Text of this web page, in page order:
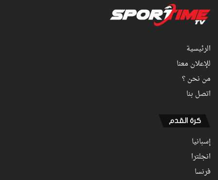
الرئيسية
للإعلان معنا
من نحن ؟
اتصل بنا
كرة القدم
إسبانيا
انجلترا
فرنسا